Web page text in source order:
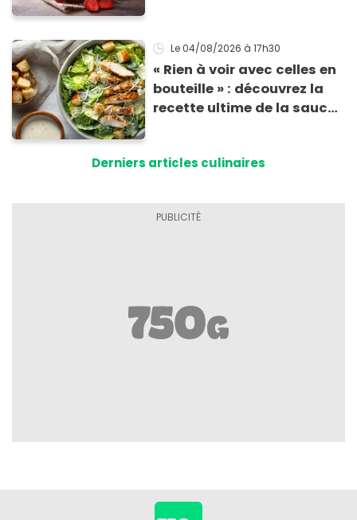
morceaux de verre
Le 04/08/2026 à 17h30
« Rien à voir avec celles en
bouteille » : découvrez la
recette ultime de la sauce
Derniers articles culinaires